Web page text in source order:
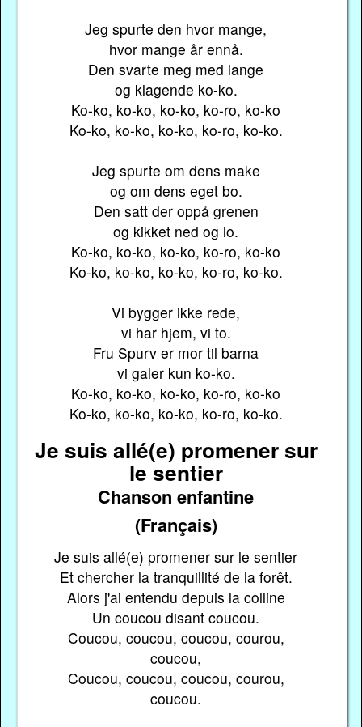
Jeg spurte den hvor mange,
hvor mange år ennå.
Den svarte meg med lange
og klagende ko-ko.
Ko-ko, ko-ko, ko-ko, ko-ro, ko-ko
Ko-ko, ko-ko, ko-ko, ko-ro, ko-ko.
Jeg spurte om dens make
og om dens eget bo.
Den satt der oppå grenen
og kikket ned og lo.
Ko-ko, ko-ko, ko-ko, ko-ro, ko-ko
Ko-ko, ko-ko, ko-ko, ko-ro, ko-ko.
Vi bygger ikke rede,
vi har hjem, vi to.
Fru Spurv er mor til barna
vi galer kun ko-ko.
Ko-ko, ko-ko, ko-ko, ko-ro, ko-ko
Ko-ko, ko-ko, ko-ko, ko-ro, ko-ko.
Je suis allé(e) promener sur
le sentier
Chanson enfantine
(Français)
Je suis allé(e) promener sur le sentier
Et chercher la tranquillité de la forêt.
Alors j'ai entendu depuis la colline
Un coucou disant coucou.
Coucou, coucou, coucou, courou,
coucou,
Coucou, coucou, coucou, courou,
coucou.